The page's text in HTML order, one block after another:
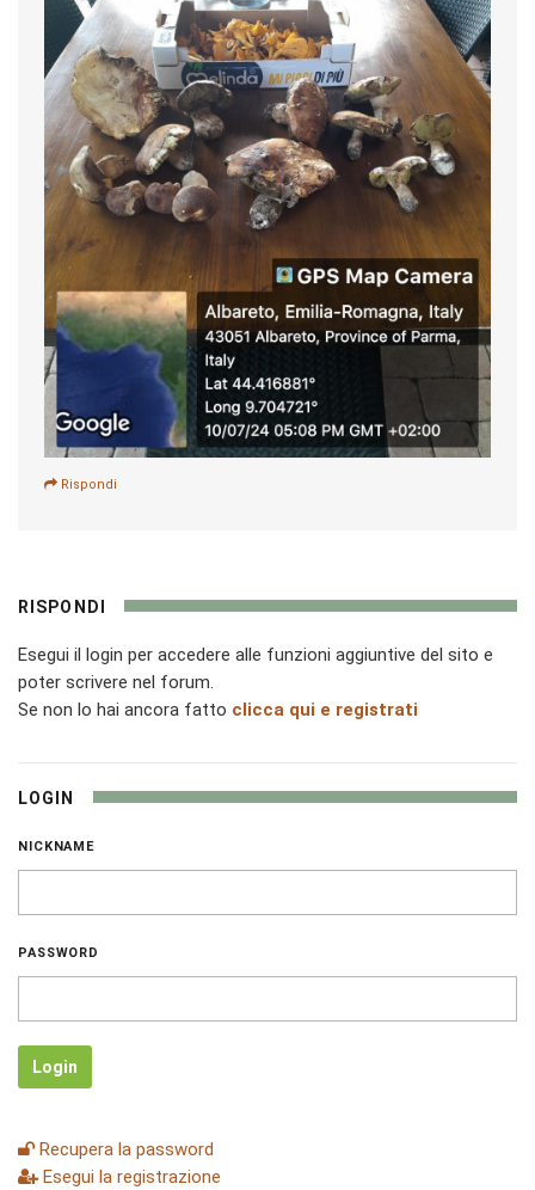
Rispondi
RISPONDI
Esegui il login per accedere alle funzioni aggiuntive del sito e
poter scrivere nel forum.
Se non lo hai ancora fatto clicca qui e registrati
LOGIN
NICKNAME
PASSWORD
Login
Recupera la password
Esegui la registrazione